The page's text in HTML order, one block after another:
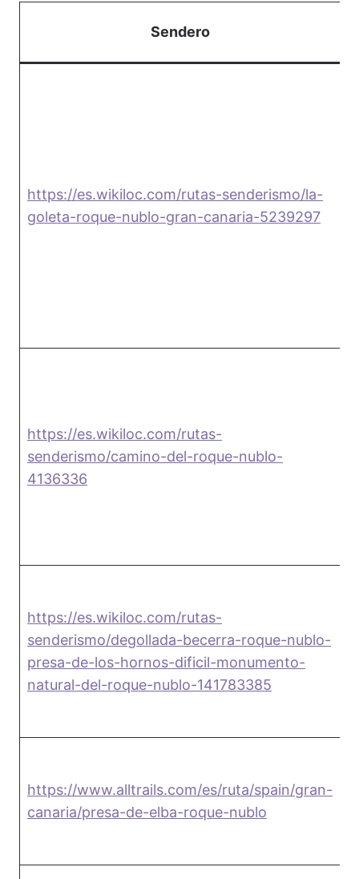
Sendero
https://es.wikiloc.com/rutas-senderismo/la-
goleta-roque-nublo-gran-canaria-5239297
https://es.wikiloc.com/rutas-
senderismo/camino-del-roque-nublo-
4136336
https://es.wikiloc.com/rutas-
senderismo/degollada-becerra-roque-nublo-
presa-de-los-hornos-dificil-monumento-
natural-del-roque-nublo-141783385
https://www.alltrails.com/es/ruta/spain/gran-
canaria/presa-de-elba-roque-nublo